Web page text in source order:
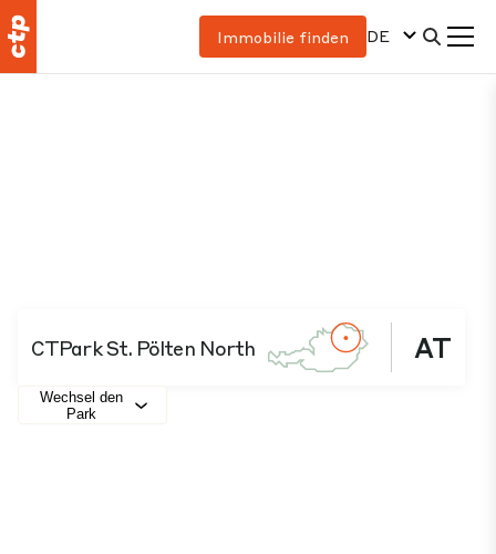
Immobilie finden DE
CTPark St. Pölten North AT
Wechsel den
Park